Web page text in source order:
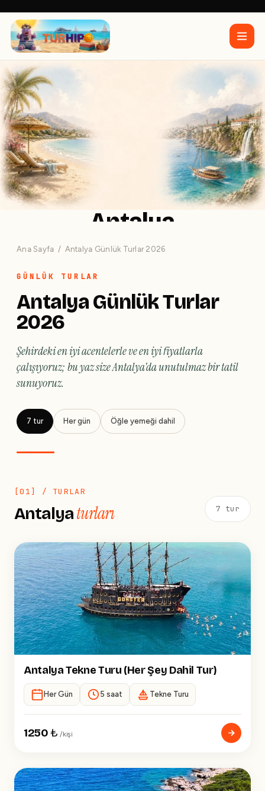
Antalya
Antalya Günlük Turlar 2026 yaz sezonunda Düden şelalesi,
Ana Sayfa / Antalya Günlük Turlar 2026
GÜNLÜK TURLAR
Antalya Günlük Turlar
2026
Şehirdeki en iyi acentelerle ve en iyi fiyatlarla
çalışıyoruz; bu yaz size Antalya'da unutulmaz bir tatil
sunuyoruz.
7 tur Her gün Öğle yemeği dahil
[01] / TURLAR
Antalyaturları 7 tur
Antalya Tekne Turu (Her Şey Dahil Tur)
Her Gün 5 saat Tekne Turu
1250₺ /kişi